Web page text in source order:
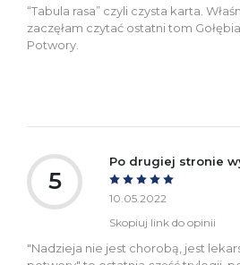
“Tabula rasa” czyli czysta karta.
zaczęłam czytać ostatni tom
Potwory.
5
Po drugiej stronie
10.05.2022
Skopiuj link do opinii
"Nadzieja nie jest chorobą, jest